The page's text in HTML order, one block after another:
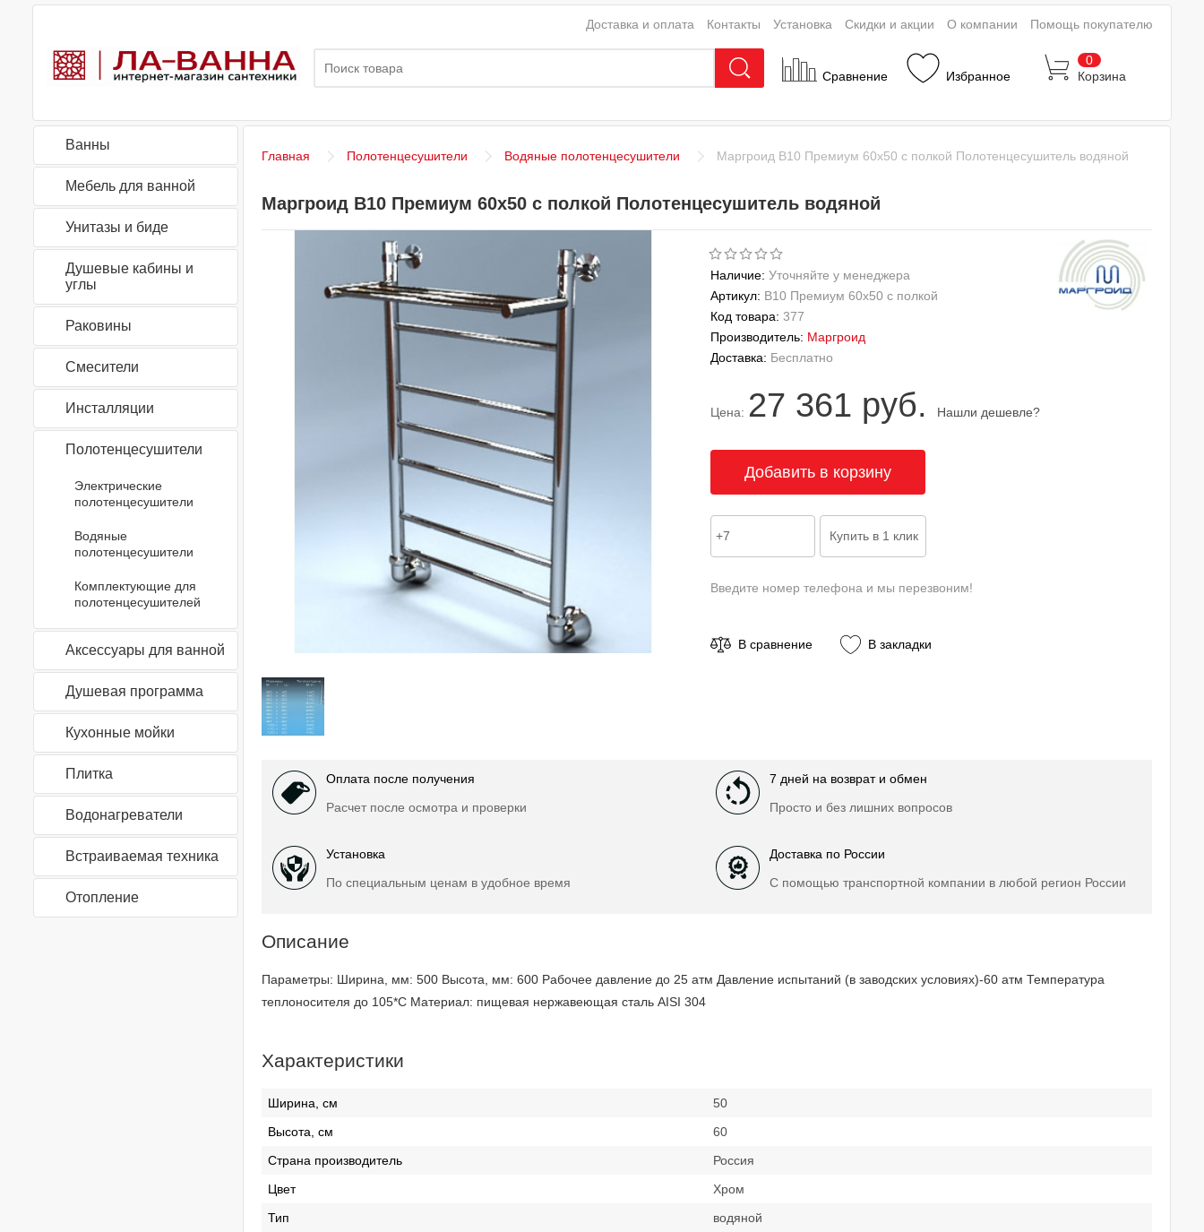
Сравнение Избранное
0
Корзина
Доставка и оплата Контакты Установка Скидки и акции О компании Помощь покупателю
Ванны
Мебель для ванной
Унитазы и биде
Душевые кабины и
углы
Раковины
Смесители
Инсталляции
Полотенцесушители
Электрические
полотенцесушители
Водяные
полотенцесушители
Комплектующие для
полотенцесушителей
Аксессуары для ванной
Душевая программа
Кухонные мойки
Плитка
Водонагреватели
Встраиваемая техника
Отопление
Главная Полотенцесушители Водяные полотенцесушители Маргроид В10 Премиум 60x50 с полкой Полотенцесушитель водяной
Маргроид В10 Премиум 60x50 с полкой Полотенцесушитель водяной
Наличие: Уточняйте у менеджера
Артикул: В10 Премиум 60x50 с полкой
Код товара: 377
Производитель: Маргроид
Доставка: Бесплатно
Цена: 27 361 руб. Нашли дешевле?
Введите номер телефона и мы перезвоним!
В сравнение В закладки
Оплата после получения
Расчет после осмотра и проверки
7 дней на возврат и обмен
Просто и без лишних вопросов
Установка
По специальным ценам в удобное время
Доставка по России
С помощью транспортной компании в любой регион России
Описание
Параметры: Ширина, мм: 500 Высота, мм: 600 Рабочее давление до 25 атм Давление испытаний (в заводских условиях)-60 атм Температура
теплоносителя до 105*С Материал: пищевая нержавеющая сталь AISI 304
Характеристики
Ширина, см
50
Высота, см
60
Страна производитель
Россия
Цвет
Хром
Тип
водяной